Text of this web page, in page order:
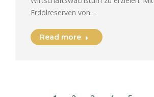
Erdölreserven von…
Read more